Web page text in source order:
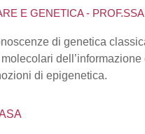
E GENETICA -
di genetica
di epigenetica.